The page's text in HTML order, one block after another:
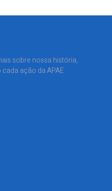
sobre nossa história,
ação da APAE